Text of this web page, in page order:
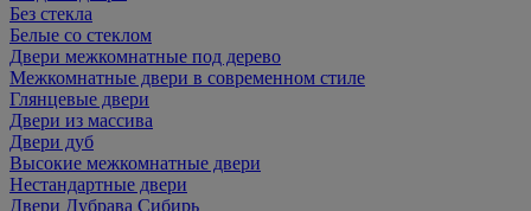
Без стекла
Белые со стеклом
Двери межкомнатные под дерево
Межкомнатные двери в современном стиле
Глянцевые двери
Двери из массива
Двери дуб
Высокие межкомнатные двери
Нестандартные двери
Двери Дубрава Сибирь